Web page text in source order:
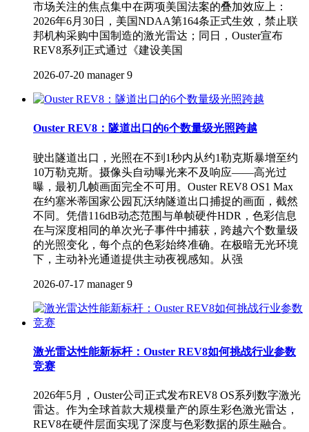
市场关注的焦点集中在两项美国法案的叠加效应上：
2026年6月30日，美国NDAA第164条正式生效，禁止联
邦机构采购中国制造的激光雷达；同日，Ouster宣布
REV8系列正式通过《建设美国
2026-07-20 manager 9
Ouster REV8：隧道出口的6个数量级光照跨越
驶出隧道出口，光照在不到1秒内从约1勒克斯暴增至约
10万勒克斯。摄像头自动曝光来不及响应——高光过
曝，最初几帧画面完全不可用。Ouster REV8 OS1 Max
在约塞米蒂国家公园瓦沃纳隧道出口捕捉的画面，截然
不同。凭借116dB动态范围与单帧硬件HDR，色彩信息
在与深度相同的单次光子事件中捕获，跨越六个数量级
的光照变化，每个点的色彩始终准确。在极暗无光环境
下，主动补光通道提供主动夜视感知。从强
2026-07-17 manager 9
激光雷达性能新标杆：Ouster REV8如何挑战行业参数
竞赛
2026年5月，Ouster公司正式发布REV8 OS系列数字激光
雷达。作为全球首款大规模量产的原生彩色激光雷达，
REV8在硬件层面实现了深度与色彩数据的原生融合。